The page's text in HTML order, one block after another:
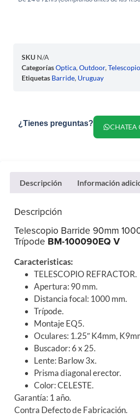
SKU N/A
CategoríasOptica,Outdoor,
Etiquetas Barride, Uruguay
¿Tienes preguntas? CHATEA
Descripción Información
Descripción
Telescopio Barride 90mm
Trípode BM-100090EQ V
Caracteristicas:
TELESCOPIO REFRACTOR.
Apertura: 90 mm.
Distancia focal: 1000 mm.
Trípode.
Montaje EQ5.
Oculares: 1.25″ K4mm,
Buscador: 6 x 25.
Lente: Barlow 3x.
Prisma diagonal erector.
Color: CELESTE.
Garantía: 1 año.
Contra Defecto de Fabricación.